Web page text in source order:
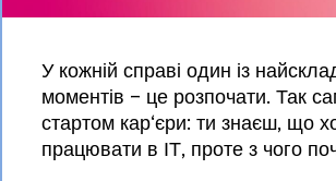
У кожній справі один із
моментів – це розпочати. Так
стартом кар‘єри: ти знаєш, що
працювати в ІТ, проте з чого